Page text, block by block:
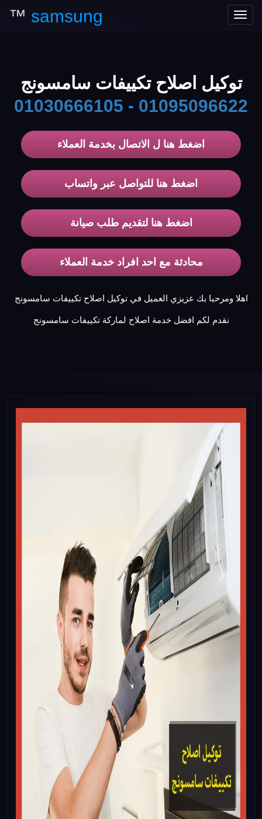
Toggle
samsung
™
توكيل اصلاح تكييفات سامسونج
01095096622
-
01030666105
اضغط هنا ل الاتصال بخدمة العملاء
اضغط هنا للتواصل عبر واتساب
اضغط هنا لتقديم طلب صيانة
محادثة مع احد افراد خدمة العملاء
اهلا ومرحبا بك عزيزي العميل في توكيل اصلاح تكييفات سامسونج
نقدم لكم افضل خدمة اصلاح لماركة تكييفات سامسونج